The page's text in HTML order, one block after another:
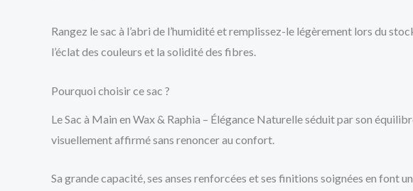
Rangez le sac à l’abri de l’humidité et remplissez-le légèrement lors du
l’éclat des couleurs et la solidité des fibres.
Pourquoi choisir ce sac ?
Le Sac à Main en Wax & Raphia – Élégance Naturelle séduit par son
visuellement affirmé sans renoncer au confort.
Sa grande capacité, ses anses renforcées et ses finitions soignées en font